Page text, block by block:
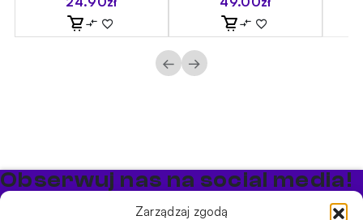
Zarządzaj zgodą
← →
Obserwuj nas na social media!
Bądź na bieżąco z promocjami i nowościami w sklepie